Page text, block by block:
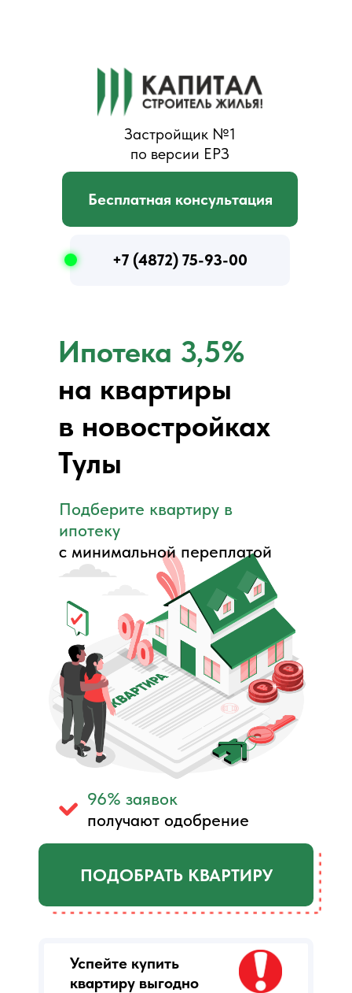
Бесплатная консультация
+7 (4872) 75-93-00
Застройщик №1
по версии ЕРЗ
в новостройках
Тулы
Ипотека 3,5%
на квартиры
в новостройках
Тулы
Подберите квартиру в
ипотеку
с минимальной переплатой
Успейте купить
квартиру выгодно
ПОДОБРАТЬ КВАРТИРУ
96% заявок
получают одобрение